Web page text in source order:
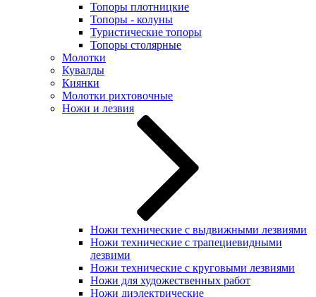
Топоры плотницкие
Топоры - колуны
Туристические топоры
Топоры столярные
Молотки
Кувалды
Киянки
Молотки рихтовочные
Ножи и лезвия
Ножи технические с выдвижными лезвиями
Ножи технические с трапециевидными
лезвими
Ножи технические с круговыми лезвиями
Ножи для художественных работ
Ножи диэлектрические